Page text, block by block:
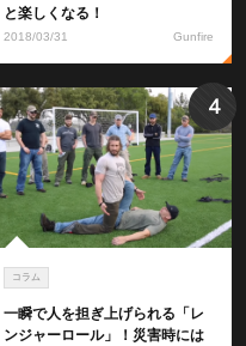
と楽しくなる！
2018/03/31 Gunfire
コラム
一瞬で人を担ぎ上げられる「レ
ンジャーロール」！災害時には
4